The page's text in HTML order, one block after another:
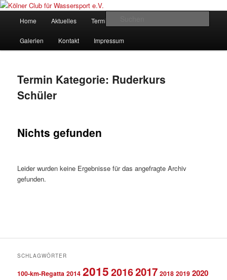
Zum
wechseln
Zum
wechselnKölner Club für Wassersport e.V.
gegründet 1907
Home Aktuelles Termine
Galerien Kontakt Impressum
Termin Kategorie: Ruderkurs
Schüler
Nichts gefunden
Leider wurden keine Ergebnisse für das angefragte Archiv
gefunden.
SCHLAGWÖRTER
100-km-Regatta 2014 201520162017 2018 2019 2020